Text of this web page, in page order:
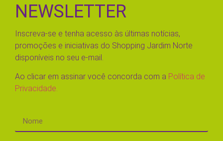
NEWSLETTER
Inscreva-se e tenha acesso às últimas notícias,
promoções e iniciativas do Shopping Jardim Norte
disponíveis no seu e-mail.
Ao clicar em assinar você concorda com a Política de
Privacidade.